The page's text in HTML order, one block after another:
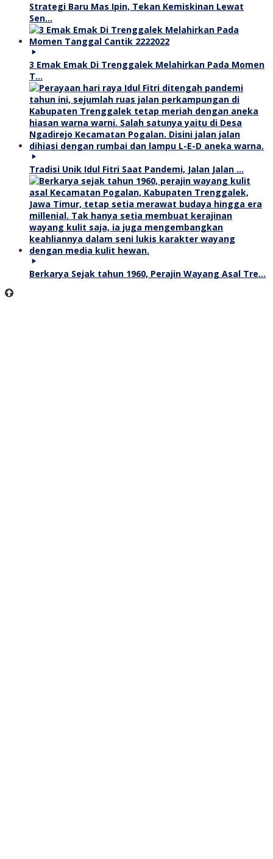
Strategi Baru Mas Ipin, Tekan Kemiskinan Lewat
Sen…
3 Emak Emak Di Trenggalek Melahirkan Pada Momen
T…
Tradisi Unik Idul Fitri Saat Pandemi, Jalan Jalan …
Berkarya Sejak tahun 1960, Perajin Wayang Asal Tre…